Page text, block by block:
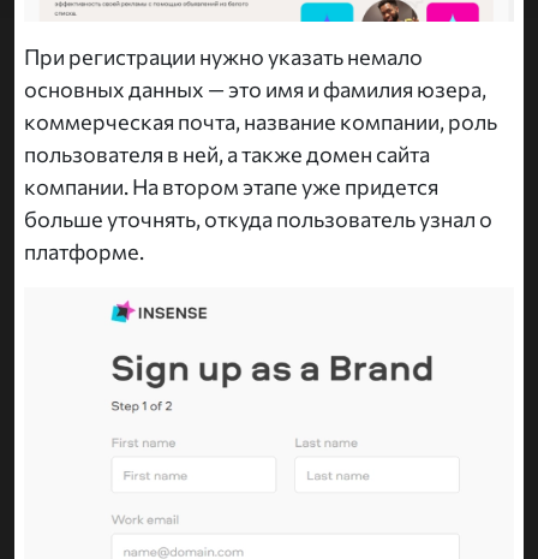
При регистрации нужно указать немало
основных данных — это имя и фамилия юзера,
коммерческая почта, название компании, роль
пользователя в ней, а также домен сайта
компании. На втором этапе уже придется
больше уточнять, откуда пользователь узнал о
платформе.